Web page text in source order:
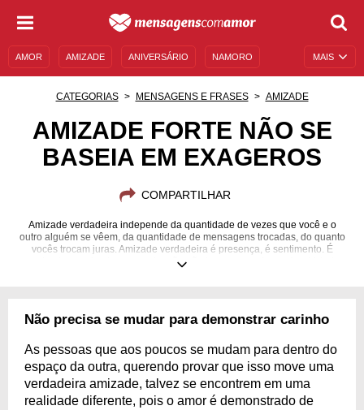
MAIS
AMOR AMIZADE ANIVERSÁRIO NAMORO
DESCULPAS
MENSAGENS E FRASES MENSAGENS DE ANIVERSÁRIO
CATEGORIAS MENSAGENS E FRASES AMIZADE
AMIZADE FORTE NÃO SE
BASEIA EM EXAGEROS
COMPARTILHAR
Amizade verdadeira independe da quantidade de vezes que você e o
outro alguém se vêem, da quantidade de mensagens trocadas, do quanto
vocês trocam juras. Amizade verdadeira é presença, é sentimento. É
aquele abraço simples e aquela mão não hora que mais precisa. Valorize
Não precisa se mudar para demonstrar carinho
As pessoas que aos poucos se mudam para dentro do
espaço da outra, querendo provar que isso move uma
verdadeira amizade, talvez se encontrem em uma
realidade diferente, pois o amor é demonstrado de